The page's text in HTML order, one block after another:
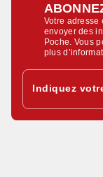
Votre adresse
envoyer des
Poche. Vous
plus
Indiquez